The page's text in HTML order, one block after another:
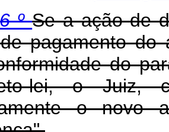
ºSe a ação de
pagamento do
do
lei, o Juiz,
o novo